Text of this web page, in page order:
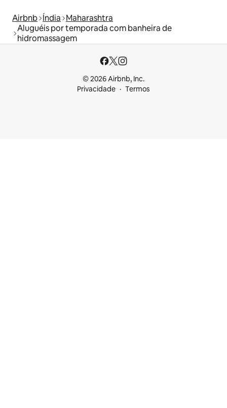
Airbnb Índia Maharashtra
Aluguéis por temporada com banheira de
hidromassagem
© 2026 Airbnb, Inc.
Privacidade
Termos